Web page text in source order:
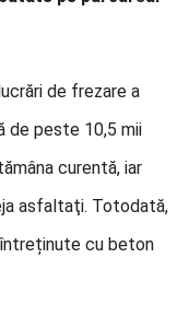
de frezare a
de peste 10,5 mii
curentă, iar
asfaltaţi. Totodată,
cu beton